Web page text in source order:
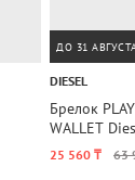
ДО 31
DIESEL
Брелок
WALLET
25 560 ₸ 63